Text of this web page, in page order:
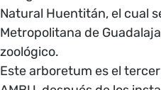
Natural Huentitán, el cual
Metropolitana de
zoológico.
Este arboretum es el